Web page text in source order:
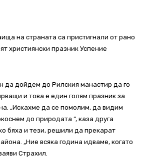
на страната са пристигнали от рано
християнски празник Успение
да дойдем до Рилския манастир да го
и това е един голям празник за
„Искахме да се помолим, да видим
до природата ”, каза друга
бяха и тези, решили да прекарат
„Ние всяка година идваме, когато
Страхил.